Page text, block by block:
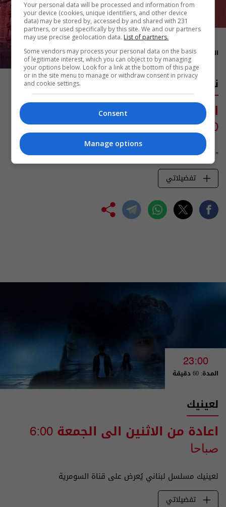
المدة: 60 دقيقة
نون النسوة
اعادة أولى من الاثنين الى الجمعة
6:00 فجرا
"نون النسوة" مسلسل كويتي مشوّق يُعرض على السومرية
تفضيلاتي
23:00
المدة: 60 دقيقة
لعينيك
اعادة من الاثنين الى الجمعة 6:00
صباحا
لعينيك مسلسل لبناني يُعرض على قناة السومرية
تفضيلاتي
Your personal data will be processed and information from
your device (cookies, unique identifiers, and other device
data) may be stored by, accessed by and shared with 231
partners, or used specifically by this site. We and our partners
may use precise geolocation data. List of partners.
Some vendors may process your personal data on the basis
of legitimate interest, which you can object to by managing
your options below. Look for a link at the bottom of this page
or in the site menu to manage or withdraw consent in privacy
and cookie settings.
Consent
Manage options